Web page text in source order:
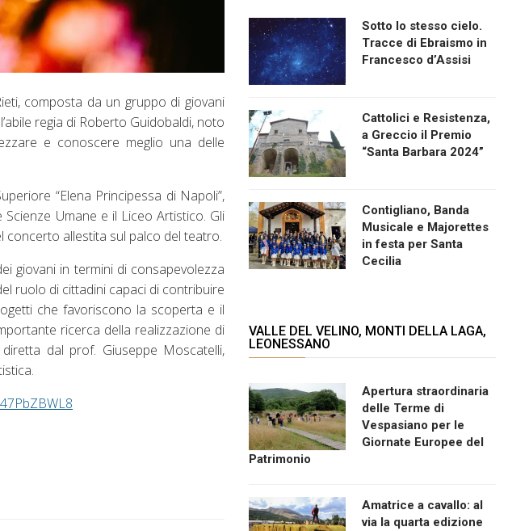
composta da un gruppo di giovani
regia di Roberto Guidobaldi, noto
e conoscere meglio una delle
“Elena Principessa di Napoli”,
Umane e il Liceo Artistico. Gli
concerto allestita sul palco del teatro.
giovani in termini di consapevolezza
ruolo di cittadini capaci di contribuire
che favoriscono la scoperta e il
ricerca della realizzazione di
dal prof. Giuseppe Moscatelli,
Sotto lo stesso cielo.
Tracce di Ebraismo in
Francesco d’Assisi
Cattolici e Resistenza,
a Greccio il Premio
“Santa Barbara 2024”
Contigliano, Banda
Musicale e Majorettes
in festa per Santa
Cecilia
VALLE DEL VELINO, MONTI DELLA LAGA,
LEONESSANO
Apertura straordinaria
delle Terme di
Vespasiano per le
Giornate Europee del
Patrimonio
Amatrice a cavallo: al
via la quarta edizione